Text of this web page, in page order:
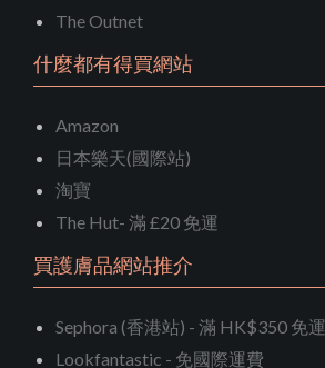
The Outnet
什麼都有得買網站
Amazon
日本樂天(國際站)
淘寶
The Hut- 滿 £20 免運
買護膚品網站推介
Sephora (香港站) - 滿 HK$350 免運
Lookfantastic - 免國際運費